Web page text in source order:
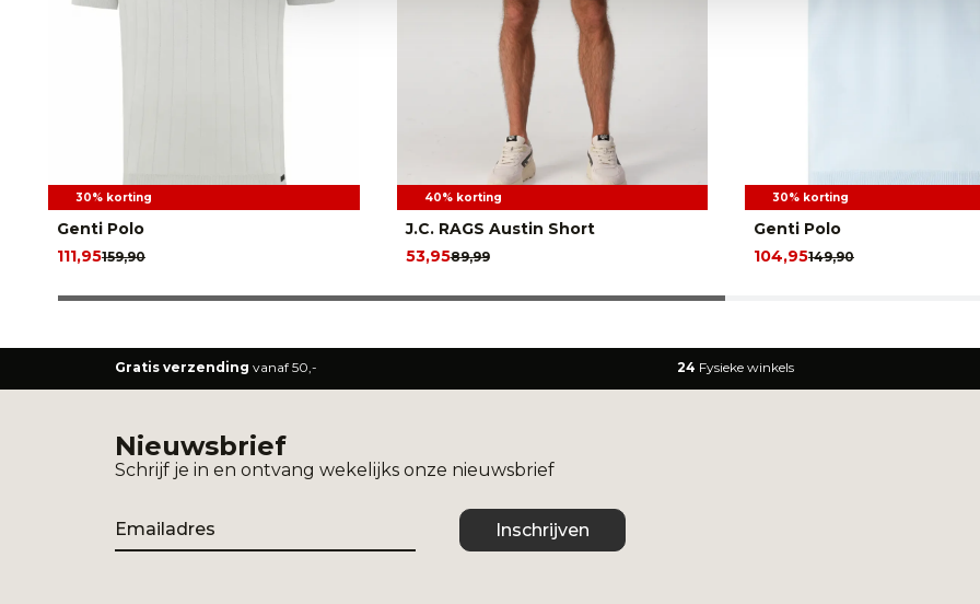
30% korting
Genti Polo
159,90
111,95
40% korting
J.C. RAGS Austin Short
89,99
53,95
30% korting
Genti Polo
149,90
104,95
Gratis verzending vanaf 50,- 24 Fysieke winkels
Nieuwsbrief
Schrijf je in en ontvang wekelijks onze nieuwsbrief
Email
Inschrijven